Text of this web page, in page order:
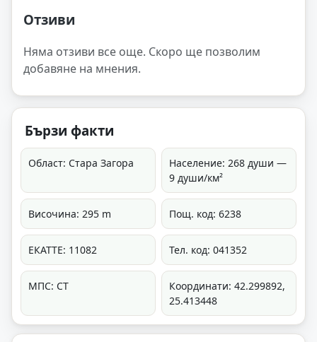
Отзиви
Няма отзиви все още. Скоро ще позволим
добавяне на мнения.
Бързи факти
Област: Стара Загора
Население: 268 души —
9 души/км²
Височина: 295 m Пощ. код: 6238
ЕКАТТЕ: 11082 Тел. код: 041352
МПС: СТ
Координати: 42.299892,
25.413448